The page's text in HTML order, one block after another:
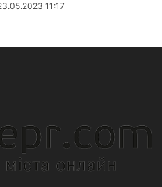
11:17